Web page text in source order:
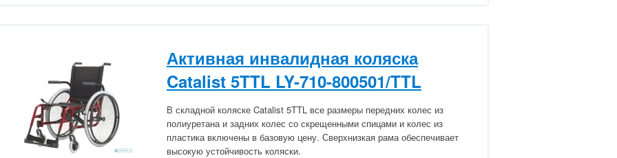
Активная инвалидная коляска
Catalist 5TTL LY-710-800501/TTL
В складной коляске Catalist 5TTL все размеры передних колес из
полиуретана и задних колес со скрещенными спицами и колес из
пластика включены в базовую цену. Сверхнизкая рама обеспечивает
высокую устойчивость коляски.